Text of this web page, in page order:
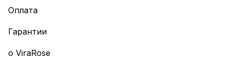
Оплата
Гарантии
о ViraRose